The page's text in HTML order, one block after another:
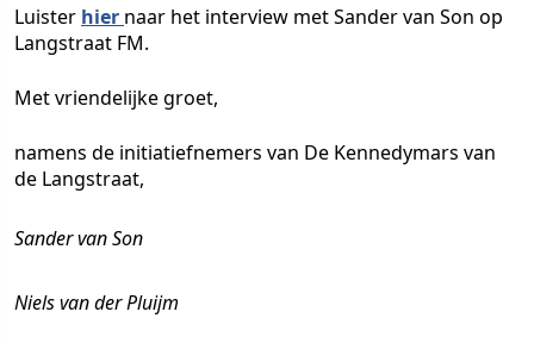
Luister hier naar het interview met Sander van Son op
Langstraat FM.
Met vriendelijke groet,
namens de initiatiefnemers van De Kennedymars van
de Langstraat,
Sander van Son
Niels van der Pluijm